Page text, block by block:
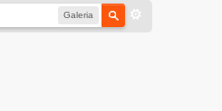
Galeria